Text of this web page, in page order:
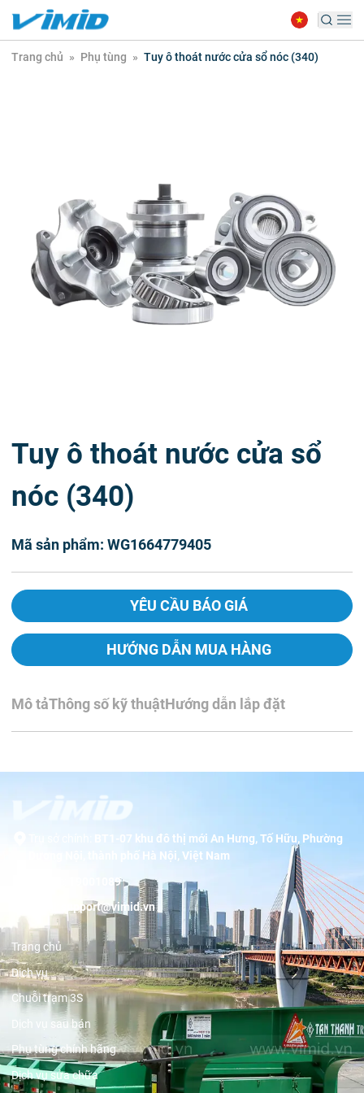
Trang chủ » Phụ tùng » Tuy ô thoát nước cửa sổ nóc (340)
Tuy ô thoát nước cửa sổ
nóc (340)
Mã sản phẩm: WG1664779405
YÊU CẦU BÁO GIÁ
HƯỚNG DẪN MUA HÀNG
Mô tảThông số kỹ thuậtHướng dẫn lắp đặt
BT1-07 khu đô thị mới An Hưng, Tố Hữu, Phường
Dương Nội, thành phố Hà Nội, Việt Nam
19001089
support@vimid.vn
Trang chủ
Dịch vụ
Chuỗi trạm 3S
Dịch vụ sau bán
Phụ tùng chính hãng
Dịch vụ sửa chữa